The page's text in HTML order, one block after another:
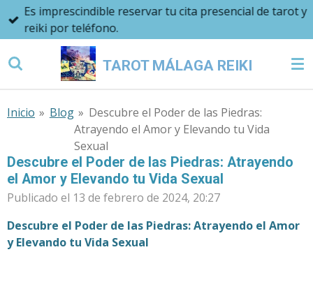
principal
TAROT MÁLAGA REIKI
Es imprescindible reservar tu cita presencial de tarot y
reiki por teléfono.
Inicio » Blog » Descubre el Poder de las Piedras:
Atrayendo el Amor y Elevando tu Vida
Sexual
Descubre el Poder de las Piedras: Atrayendo
el Amor y Elevando tu Vida Sexual
Publicado el 13 de febrero de 2024, 20:27
Descubre el Poder de las Piedras: Atrayendo el Amor
y Elevando tu Vida Sexual